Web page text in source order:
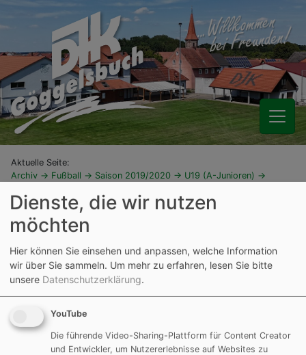
Aktuelle Seite:
Archiv
Fußball Saison 2019/2020
U19 (A-Junioren)
Spielklasse
KREISGRUPPE NEUMARKT/JURA
Mannschaften der
Spielgemeinschaft
DJK Göggelsbuch TSV Mörsdorf
Dienste, die wir nutzen
möchten
Hier können Sie einsehen und anpassen, welche Information
wir über Sie sammeln. Um mehr zu erfahren, lesen Sie bitte
unsere Datenschutzerklärung.
YouTube
Die führende Video-Sharing-Plattform für Content Creator
und Entwickler, um Nutzererlebnisse auf Websites zu